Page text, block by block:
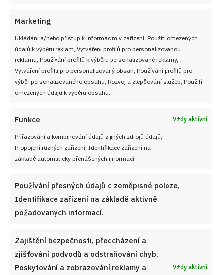
Marketing
Ukládání a/nebo přístup k informacím v zařízení, Použití omezených
údajů k výběru reklam, Vytváření profilů pro personalizovanou
reklamu, Používání profilů k výběru personalizované reklamy,
Vytváření profilů pro personalizovaný obsah, Používání profilů pro
výběr personalizovaného obsahu, Rozvoj a zlepšování služeb, Použití
omezených údajů k výběru obsahu.
Funkce Vždy aktivní
Přiřazování a kombinování údajů z jiných zdrojů údajů,
Propojení různých zařízení, Identifikace zařízení na
základě automaticky přenášených informací.
Používání přesných údajů o zeměpisné poloze,
Identifikace zařízení na základě aktivně
požadovaných informací.
Zajištění bezpečnosti, předcházení a
zjišťování podvodů a odstraňování chyb,
Poskytování a zobrazování reklamy a
Vždy aktivní
PŘEDCHOZÍ RECEPT
Nebeská Máňa: Krémový
zákusek s božskou chutí
DALŠÍ RECEPT
Bramborový salát chutná
nejlépe přesně takhle